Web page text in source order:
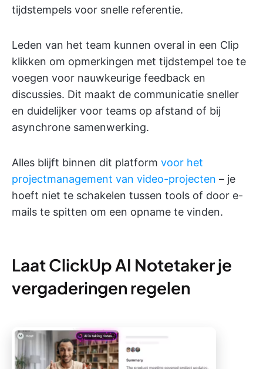
tijdstempels voor snelle referentie.
Leden van het team kunnen overal in een Clip
klikken om opmerkingen met tijdstempel toe te
voegen voor nauwkeurige feedback en
discussies. Dit maakt de communicatie sneller
en duidelijker voor teams op afstand of bij
asynchrone samenwerking.
Alles blijft binnen dit platform voor het
projectmanagement van video-projecten – je
hoeft niet te schakelen tussen tools of door e-
mails te spitten om een opname te vinden.
Laat ClickUp AI Notetaker je
vergaderingen regelen